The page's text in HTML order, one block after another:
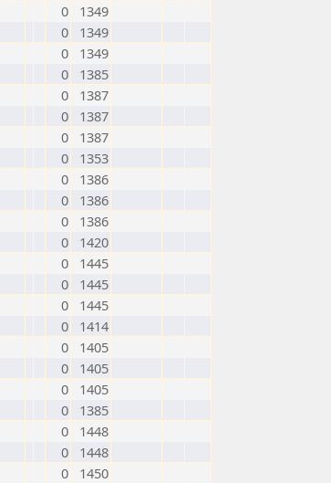
0
1349
0
1349
0
1349
0
1385
0
1387
0
1387
0
1387
0
1353
0
1386
0
1386
0
1386
0
1420
0
1445
0
1445
0
1445
0
1414
0
1405
0
1405
0
1405
0
1385
0
1448
0
1448
0
1450